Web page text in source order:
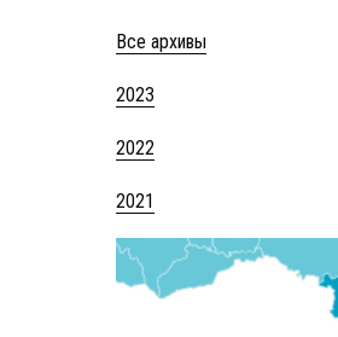
Все архивы
2023
2022
2021